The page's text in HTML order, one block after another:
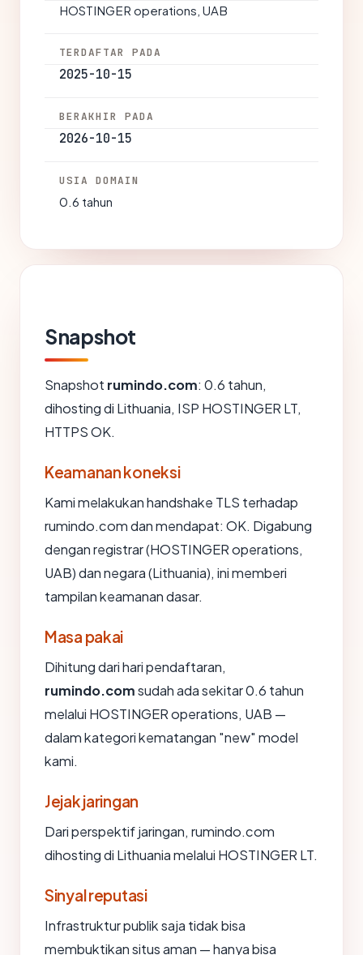
HOSTINGER operations, UAB
TERDAFTAR PADA
2025-10-15
BERAKHIR PADA
2026-10-15
USIA DOMAIN
0.6 tahun
Snapshot
Snapshot rumindo.com: 0.6 tahun,
dihosting di Lithuania, ISP HOSTINGER LT,
HTTPS OK.
Keamanan koneksi
Kami melakukan handshake TLS terhadap
rumindo.com dan mendapat: OK. Digabung
dengan registrar (HOSTINGER operations,
UAB) dan negara (Lithuania), ini memberi
tampilan keamanan dasar.
Masa pakai
Dihitung dari hari pendaftaran,
rumindo.comsudah ada sekitar 0.6 tahun
melalui HOSTINGER operations, UAB —
dalam kategori kematangan "new" model
kami.
Jejak jaringan
Dari perspektif jaringan, rumindo.com
dihosting di Lithuania melalui HOSTINGER LT.
Sinyal reputasi
Infrastruktur publik saja tidak bisa
membuktikan situs aman — hanya bisa